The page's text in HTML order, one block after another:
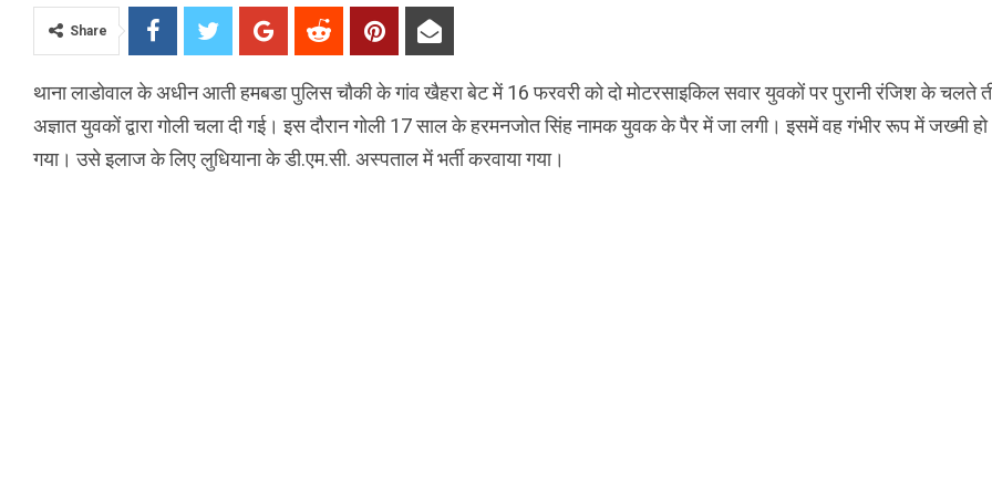
Share
थाना लाडोवाल के अधीन आती हमबडा पुलिस चौकी के गांव खैहरा बेट में 16 फरवरी को दो मोटरसाइकिल सवार युवकों पर पुरानी रंजिश के चलते
अज्ञात युवकों द्वारा गोली चला दी गई। इस दौरान गोली 17 साल के हरमनजोत सिंह नामक युवक के पैर में जा लगी। इसमें वह गंभीर रूप में जख्मी हो
गया। उसे इलाज के लिए लुधियाना के डी.एम.सी. अस्पताल में भर्ती करवाया गया।